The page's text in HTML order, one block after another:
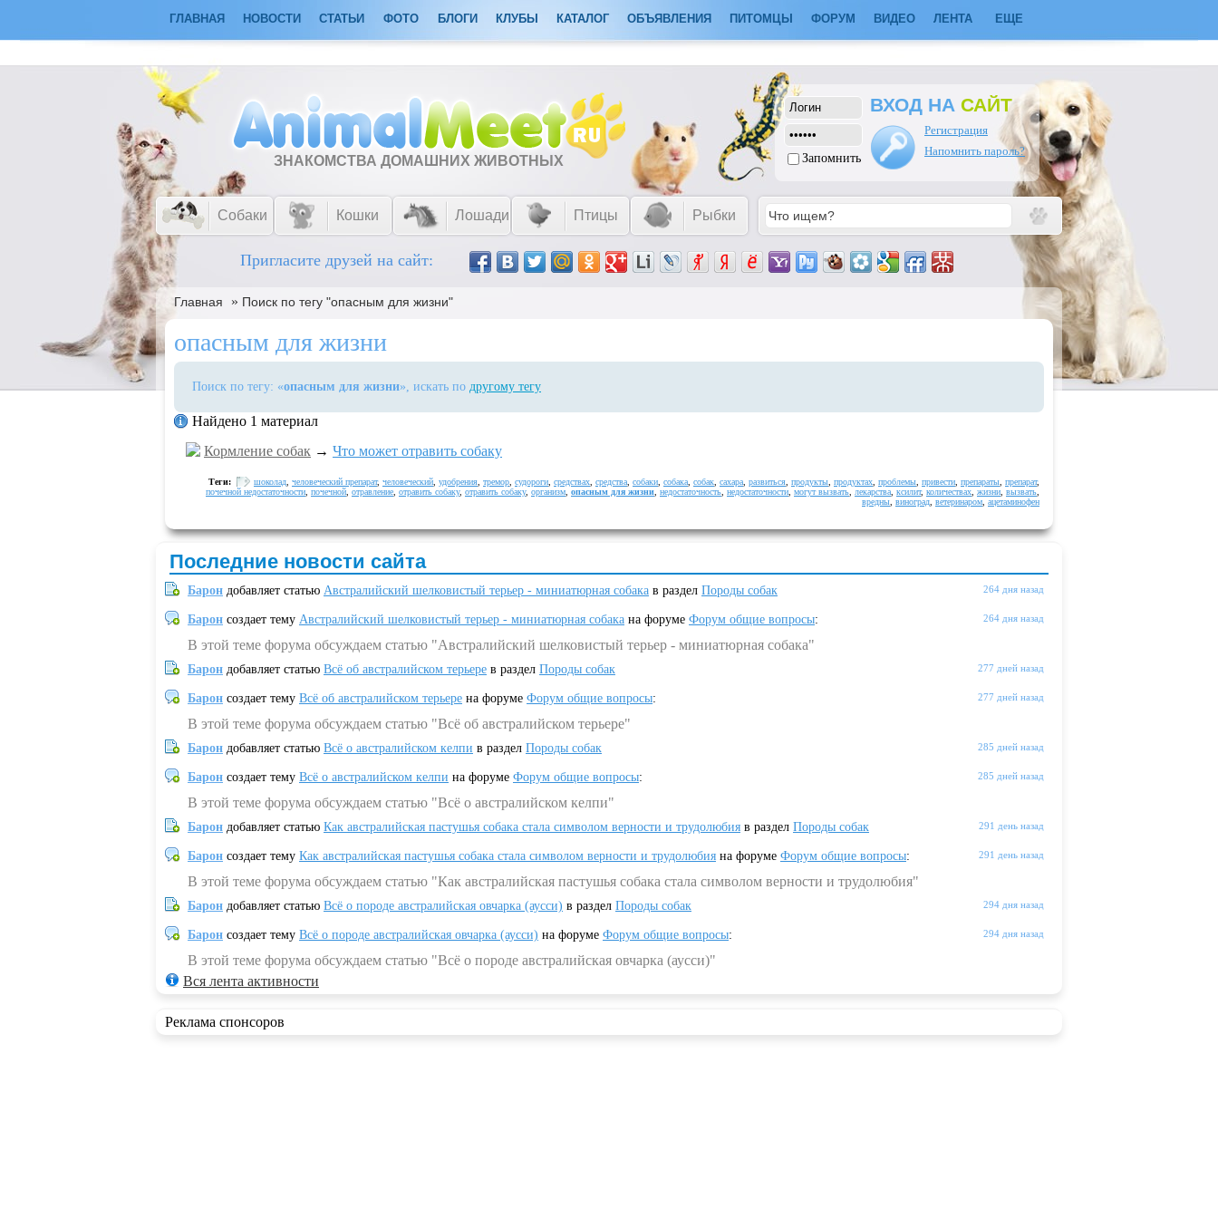
ГЛАВНАЯ НОВОСТИ СТАТЬИ ФОТО БЛОГИ КЛУБЫ КАТАЛОГ ОБЪЯВЛЕНИЯ ПИТОМЦЫ ФОРУМ ВИДЕО ЛЕНТА ЕЩЕ
ЗНАКОМСТВА ДОМАШНИХ ЖИВОТНЫХ Запомнить
ВХОД НА САЙТ
Регистрация
Напомнить пароль?
Собаки Кошки Лошади Птицы Рыбки
Пригласите друзей на сайт:
Главная » Поиск по тегу "опасным для жизни"
опасным для жизни
Поиск по тегу: «опасным для жизни», искать по другому тегу
Найдено 1 материал
Кормление собак → Что может отравить собаку
Теги: шоколад человеческий препарат, человеческий удобрения тремор судороги средствах средства собаки собака собак сахара развиться продукты продуктах проблемы привести препараты препарат,
почечной недостаточности почечной отравление отравить собаку, отравить собаку, организм опасным для жизни недостаточность недостаточности могут вызвать лекарства ксилит, количествах жизни вызвать
вредны виноград ветеринаром ацетаминофен
Последние новости сайта
264 дня назад
Барон добавляет статью Австралийский шелковистый терьер - миниатюрная собака в раздел Породы собак
264 дня назад
Барон создает тему Австралийский шелковистый терьер - миниатюрная собака на форуме Форум общие вопросы:
В этой теме форума обсуждаем статью "Австралийский шелковистый терьер - миниатюрная собака"
277 дней назад
Барон добавляет статью Всё об австралийском терьере в раздел Породы собак
277 дней назад
Барон создает тему Всё об австралийском терьере на форуме Форум общие вопросы:
В этой теме форума обсуждаем статью "Всё об австралийском терьере"
285 дней назад
Барон добавляет статью Всё о австралийском келпи в раздел Породы собак
285 дней назад
Барон создает тему Всё о австралийском келпи на форуме Форум общие вопросы:
В этой теме форума обсуждаем статью "Всё о австралийском келпи"
291 день назад
Барон добавляет статью Как австралийская пастушья собака стала символом верности и трудолюбия в раздел Породы собак
291 день назад
Барон создает тему Как австралийская пастушья собака стала символом верности и трудолюбия на форуме Форум общие вопросы:
В этой теме форума обсуждаем статью "Как австралийская пастушья собака стала символом верности и трудолюбия"
294 дня назад
Барон добавляет статью Всё о породе австралийская овчарка (аусси) в раздел Породы собак
294 дня назад
Барон создает тему Всё о породе австралийская овчарка (аусси) на форуме Форум общие вопросы:
В этой теме форума обсуждаем статью "Всё о породе австралийская овчарка (аусси)"
Вся лента активности
Реклама спонсоров